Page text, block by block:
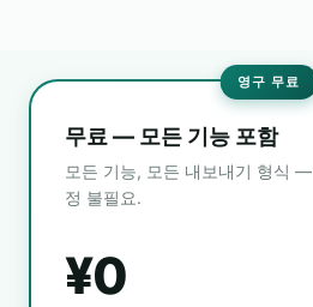
영구 무료
무료 — 모든 기능 포함
모든 기능, 모든 내보내기 형식
정 불필요.
¥0